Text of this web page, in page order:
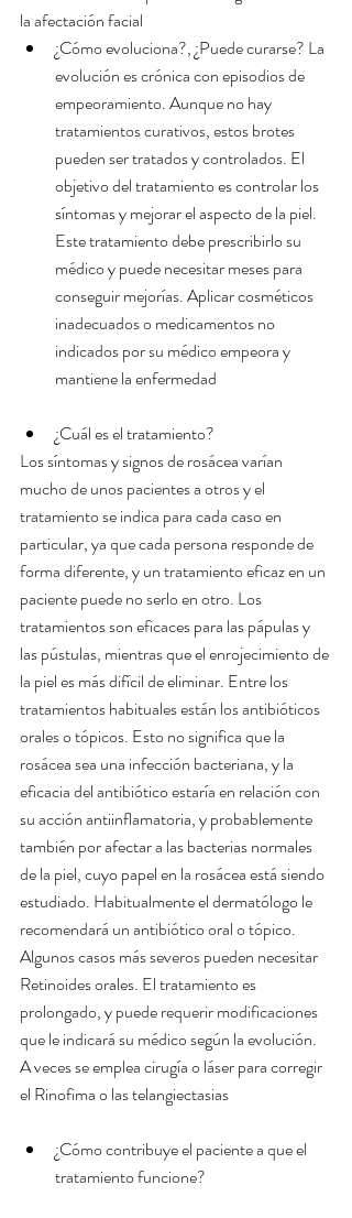
la afectación facial
¿Cómo evoluciona?, ¿Puede curarse? La
evolución es crónica con episodios de
empeoramiento. Aunque no hay
tratamientos curativos, estos brotes
pueden ser tratados y controlados. El
objetivo del tratamiento es controlar los
síntomas y mejorar el aspecto de la piel.
Este tratamiento debe prescribirlo su
médico y puede necesitar meses para
conseguir mejorías. Aplicar cosméticos
inadecuados o medicamentos no
indicados por su médico empeora y
mantiene la enfermedad
¿Cuál es el tratamiento?
Los síntomas y signos de rosácea varían
mucho de unos pacientes a otros y el
tratamiento se indica para cada caso en
particular, ya que cada persona responde de
forma diferente, y un tratamiento eficaz en un
paciente puede no serlo en otro. Los
tratamientos son eficaces para las pápulas y
las pústulas, mientras que el enrojecimiento de
la piel es más difícil de eliminar. Entre los
tratamientos habituales están los antibióticos
orales o tópicos. Esto no significa que la
rosácea sea una infección bacteriana, y la
eficacia del antibiótico estaría en relación con
su acción antiinflamatoria, y probablemente
también por afectar a las bacterias normales
de la piel, cuyo papel en la rosácea está siendo
estudiado. Habitualmente el dermatólogo le
recomendará un antibiótico oral o tópico.
Algunos casos más severos pueden necesitar
Retinoides orales. El tratamiento es
prolongado, y puede requerir modificaciones
que le indicará su médico según la evolución.
A veces se emplea cirugía o láser para corregir
el Rinofima o las telangiectasias
¿Cómo contribuye el paciente a que el
tratamiento funcione?